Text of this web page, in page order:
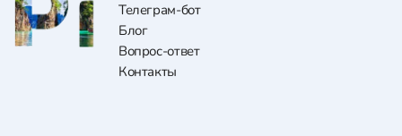
Телеграм-бот
Блог
Вопрос-ответ
Контакты